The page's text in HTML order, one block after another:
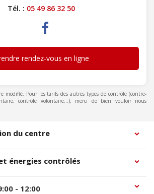
Tél. : 05 49 86 32 50
rendez-vous en ligne
modifié. Pour les tarifs des autres types de contrôle (contre-
contrôle volontaire...), merci de bien vouloir nous
du centre
énergies contrôlés
- 12:00